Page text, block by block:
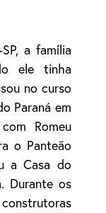
a família
ele tinha
no curso
Paraná em
Romeu
o Panteão
a Casa do
Durante os